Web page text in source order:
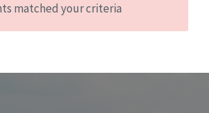
matched your criteria